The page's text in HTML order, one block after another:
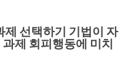
g
제 선택하기 기법이 자
제 회피행동에 미치